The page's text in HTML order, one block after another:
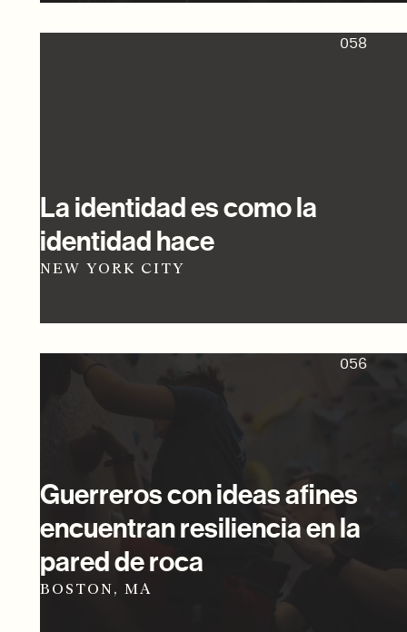
058
La identidad es como la
identidad hace
NEW YORK CITY
056
Guerreros con ideas afines
encuentran resiliencia en la
pared de roca
BOSTON, MA